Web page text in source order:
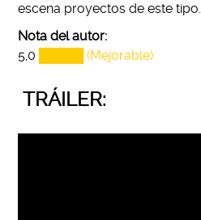
escena proyectos de este tipo.
Nota del autor:
5,0
█████ (Mejorable)
TRÁILER: